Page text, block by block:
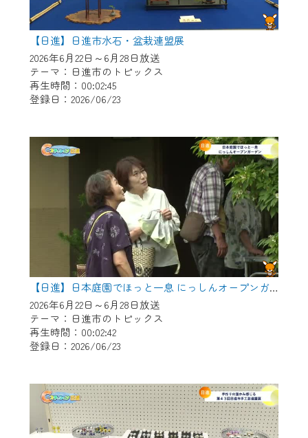
【日進】日進市水石・盆栽連盟展
2026年6月22日～6月28日放送
テーマ：日進市のトピックス
再生時間：00:02:45
登録日：2026/06/23
【日進】日本庭園でほっと一息 にっしんオープンガーデン
2026年6月22日～6月28日放送
テーマ：日進市のトピックス
再生時間：00:02:42
登録日：2026/06/23
＜メンテナンス情報＞
CCNetWebTVのリニューアルにともないメ
ンテナンス作業を予定しています。
日時 9/24 9:30～16:30
作業の間は、CCNetWebTVの画面が「メン
テナンス中」になり、ご利用いただけませ
ご不便をおかけいたしますが、ご了承の程
よろしくお願いいたします。